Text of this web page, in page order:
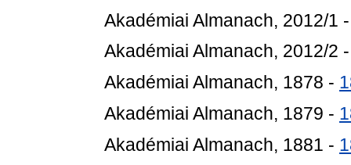
Akadémiai Almanach, 2012/1
Akadémiai Almanach, 2012/2
Akadémiai Almanach, 1878 -
Akadémiai Almanach, 1879 -
Akadémiai Almanach, 1881 -